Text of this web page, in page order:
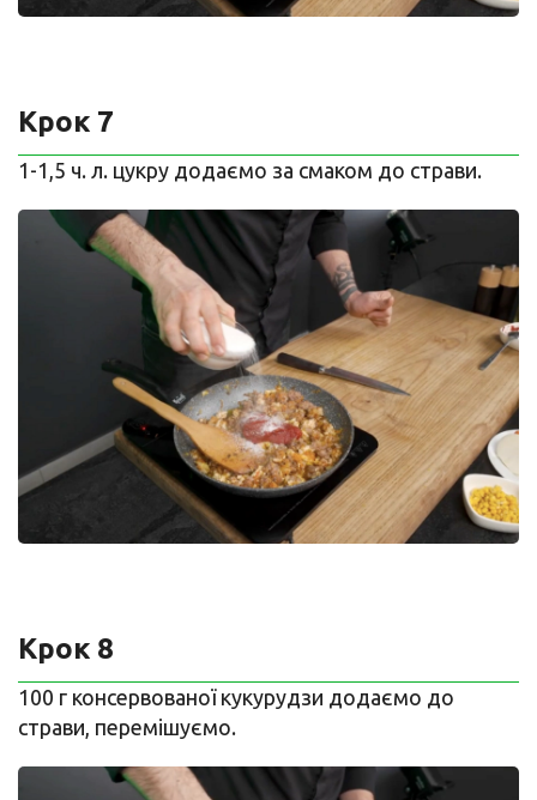
Крок 7
1-1,5 ч. л. цукру додаємо за смаком до страви.
Крок 8
100 г консервованої кукурудзи додаємо до
страви, перемішуємо.